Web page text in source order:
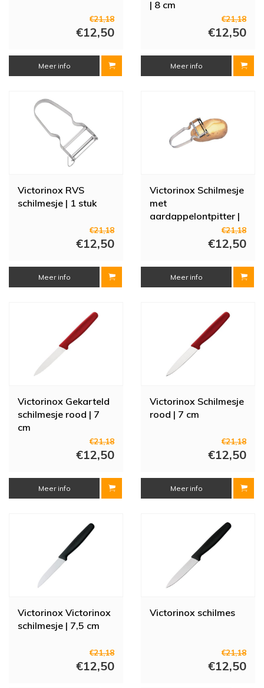
€21,18
€12,50
Meer info
| 8 cm
€21,18
€12,50
Meer info
Victorinox RVS
schilmesje | 1 stuk
€21,18
€12,50
Meer info
Victorinox Schilmesje
met
aardappelontpitter |
€21,18
€12,50
Meer info
Victorinox Gekarteld
schilmesje rood | 7
cm
€21,18
€12,50
Meer info
Victorinox Schilmesje
rood | 7 cm
€21,18
€12,50
Meer info
Victorinox Victorinox
schilmesje | 7,5 cm
€21,18
€12,50
Victorinox schilmes
€21,18
€12,50